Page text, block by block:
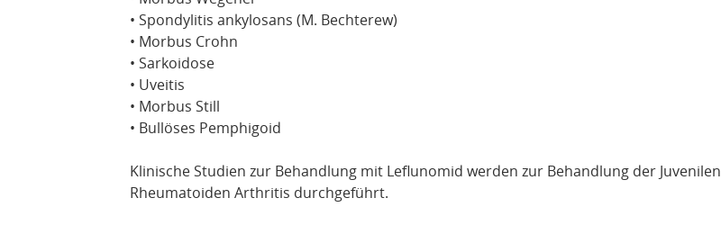
• Spondylitis ankylosans (M. Bechterew)
• Morbus Crohn
• Sarkoidose
• Uveitis
• Morbus Still
• Bullöses Pemphigoid
Klinische Studien zur Behandlung mit Leflunomid werden zur Behandlung der Juvenilen
Rheumatoiden Arthritis durchgeführt.